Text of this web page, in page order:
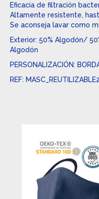
Eficacia de filtración
Altamente resistente,
Se aconseja lavar como
Exterior: 50% Algodón/
Algodón
PERSONALIZACIÓN:
REF: